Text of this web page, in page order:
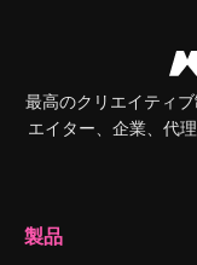
最高のクリエイティ
エイター、企業、代
製品